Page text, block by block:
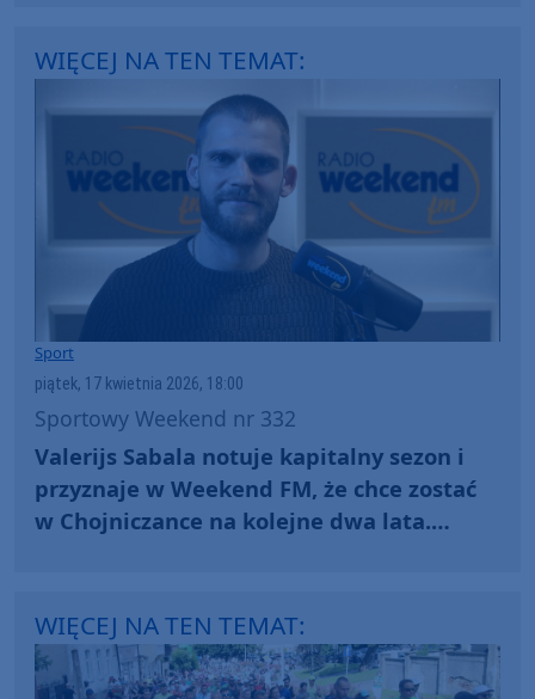
WIĘCEJ NA TEN TEMAT:
Sport
piątek, 17 kwietnia 2026, 18:00
Sportowy Weekend nr 332
Valerijs Sabala notuje kapitalny sezon i
przyznaje w Weekend FM, że chce zostać
w Chojniczance na kolejne dwa lata.
WIĘCEJ NA TEN TEMAT: